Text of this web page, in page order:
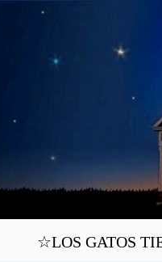
☆LOS GATOS